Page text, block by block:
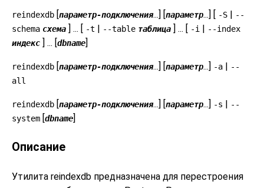
reindexdb [параметр-подключения...] [параметр...] [ -S | --
schema схема ] ... [ -t | --table таблица ] ... [ -i | --index
индекс ] ... [dbname]
reindexdb [параметр-подключения...] [параметр...] -a | --
all
reindexdb [параметр-подключения...] [параметр...] -s | --
system [dbname]
Описание
Утилита reindexdb предназначена для перестроения